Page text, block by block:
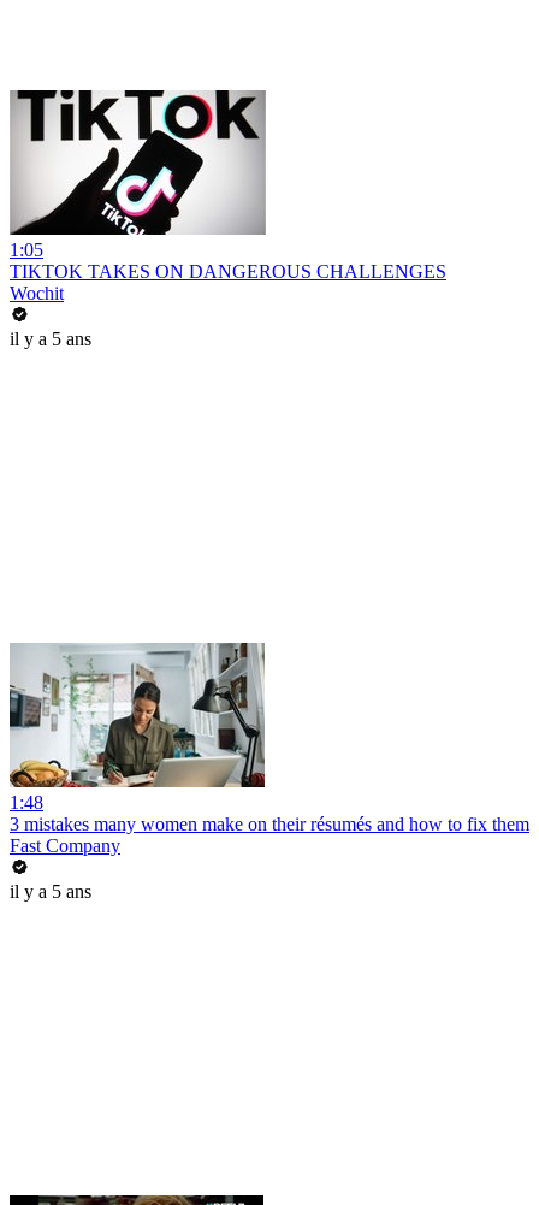
1:05
TIKTOK TAKES ON DANGEROUS CHALLENGES
Wochit
il y a 5 ans
1:48
3 mistakes many women make on their résumés and how to fix them
Fast Company
il y a 5 ans